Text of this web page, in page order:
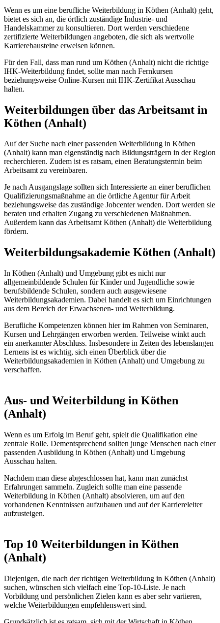
Wenn es um eine berufliche Weiterbildung in Köthen (Anhalt) geht,
bietet es sich an, die örtlich zuständige Industrie- und
Handelskammer zu konsultieren. Dort werden verschiedene
zertifizierte Weiterbildungen angeboten, die sich als wertvolle
Karrierebausteine erweisen können.
Für den Fall, dass man rund um Köthen (Anhalt) nicht die richtige
IHK-Weiterbildung findet, sollte man nach Fernkursen
beziehungsweise Online-Kursen mit IHK-Zertifikat Ausschau
halten.
Weiterbildungen über das Arbeitsamt in
Köthen (Anhalt)
Auf der Suche nach einer passenden Weiterbildung in Köthen
(Anhalt) kann man eigenständig nach Bildungsträgern in der Region
recherchieren. Zudem ist es ratsam, einen Beratungstermin beim
Arbeitsamt zu vereinbaren.
Je nach Ausgangslage sollten sich Interessierte an einer beruflichen
Qualifizierungsmaßnahme an die örtliche Agentur für Arbeit
beziehungsweise das zuständige Jobcenter wenden. Dort werden sie
beraten und erhalten Zugang zu verschiedenen Maßnahmen.
Außerdem kann das Arbeitsamt Köthen (Anhalt) die Weiterbildung
fördern.
Weiterbildungsakademie Köthen (Anhalt)
In Köthen (Anhalt) und Umgebung gibt es nicht nur
allgemeinbildende Schulen für Kinder und Jugendliche sowie
berufsbildende Schulen, sondern auch ausgewiesene
Weiterbildungsakademien. Dabei handelt es sich um Einrichtungen
aus dem Bereich der Erwachsenen- und Weiterbildung.
Berufliche Kompetenzen können hier im Rahmen von Seminaren,
Kursen und Lehrgängen erworben werden. Teilweise winkt auch
ein anerkannter Abschluss. Insbesondere in Zeiten des lebenslangen
Lernens ist es wichtig, sich einen Überblick über die
Weiterbildungsakademien in Köthen (Anhalt) und Umgebung zu
verschaffen.
Aus- und Weiterbildung in Köthen
(Anhalt)
Wenn es um Erfolg im Beruf geht, spielt die Qualifikation eine
zentrale Rolle. Dementsprechend sollten junge Menschen nach einer
passenden Ausbildung in Köthen (Anhalt) und Umgebung
Ausschau halten.
Nachdem man diese abgeschlossen hat, kann man zunächst
Erfahrungen sammeln. Zugleich sollte man eine passende
Weiterbildung in Köthen (Anhalt) absolvieren, um auf den
vorhandenen Kenntnissen aufzubauen und auf der Karriereleiter
aufzusteigen.
Top 10 Weiterbildungen in Köthen
(Anhalt)
Diejenigen, die nach der richtigen Weiterbildung in Köthen (Anhalt)
suchen, wünschen sich vielfach eine Top-10-Liste. Je nach
Vorbildung und persönlichen Zielen kann es aber sehr variieren,
welche Weiterbildungen empfehlenswert sind.